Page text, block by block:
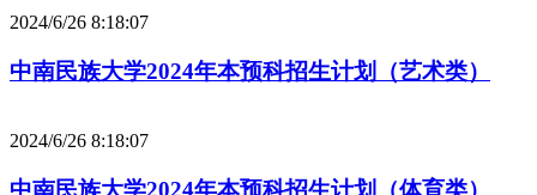
2024/6/26 8:18:07
中南民族大学2024年本预科招生计划（艺术类）
2024/6/26 8:18:07
中南民族大学2024年本预科招生计划（体育类）